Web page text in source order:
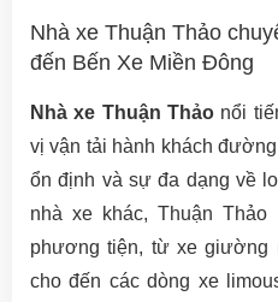
Nhà xe Thuận Thảo
đến Bến Xe Miền Đông
Nhà xe Thuận Thảonổi
vị vận tải hành khách
ổn định và sự đa dạng về
nhà xe khác, Thuận
phương tiện, từ xe giường
cho đến các dòng xe